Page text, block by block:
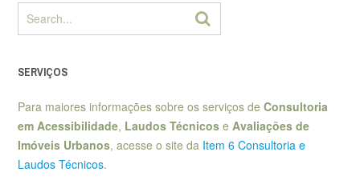
SERVIÇOS
Para maiores informações sobre os serviços de Consultoria
em Acessibilidade, Laudos Técnicos e Avaliações de
Imóveis Urbanos, acesse o site da Item 6 Consultoria e
Laudos Técnicos.